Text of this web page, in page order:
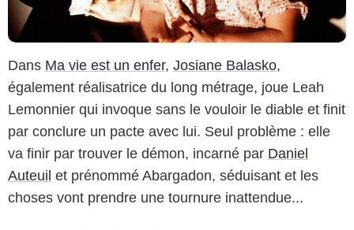
Dans Ma vie est un enfer, Josiane Balasko,
également réalisatrice du long métrage, joue Leah
Lemonnier qui invoque sans le vouloir le diable et finit
par conclure un pacte avec lui. Seul problème : elle
va finir par trouver le démon, incarné par Daniel
Auteuil et prénommé Abargadon, séduisant et les
choses vont prendre une tournure inattendue...